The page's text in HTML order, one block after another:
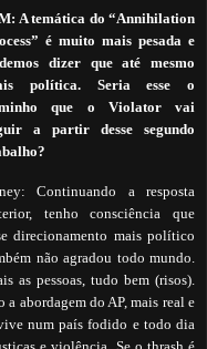
A temática do “Annihilation
é muito mais pesada e
dizer que até mesmo
política. Seria esse o
que o Violator vai
a partir desse segundo
Continuando a resposta
tenho consciência que
direcionamento mais político
não agradou todo mundo.
as pessoas, tudo bem (risos).
abordagem do AP, mais real e
num país fodido e todo dia